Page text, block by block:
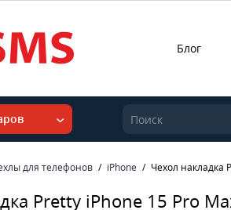
Блог
для телефонов iPhone Чехол накладка
Pretty iPhone 15 Pro